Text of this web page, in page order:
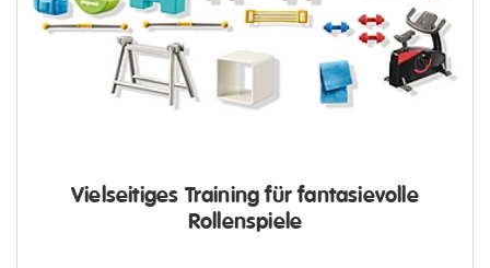
Vielseitiges Training für fantasievolle
Rollenspiele